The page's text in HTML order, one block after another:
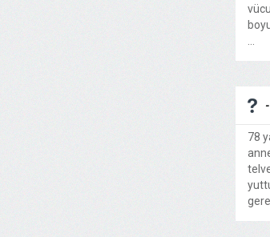
78